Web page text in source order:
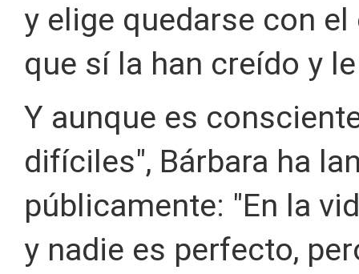
y elige quedarse con
que sí la han creído y
Y aunque es
difíciles", Bárbara ha
públicamente: "En la
y nadie es perfecto,